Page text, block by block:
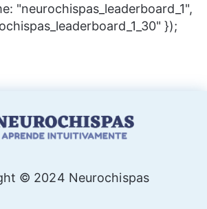
"neurochispas_leaderboard_1",
});
© 2024 Neurochispas